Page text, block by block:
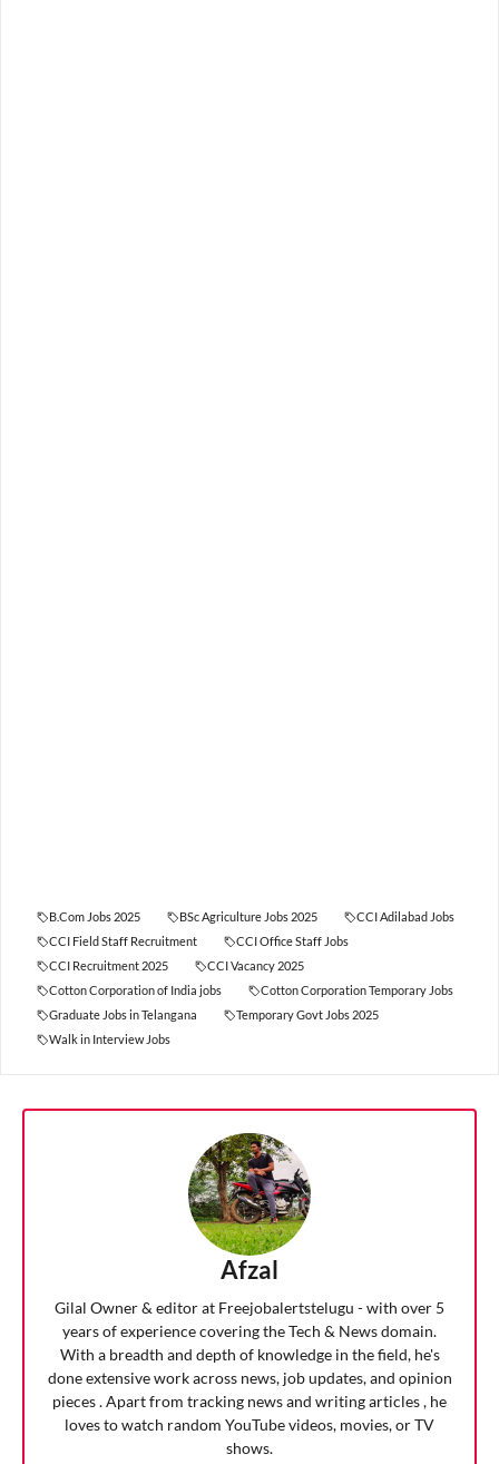
B.Com Jobs 2025 BSc Agriculture Jobs 2025
CCI Adilabad Jobs
CCI Field Staff Recruitment
CCI Office Staff Jobs
CCI Recruitment 2025
CCI Vacancy 2025
Cotton Corporation of India jobs
Cotton Corporation Temporary Jobs
Graduate Jobs in Telangana
Temporary Govt Jobs 2025
Walk in Interview Jobs
Afzal
Gilal Owner & editor at Freejobalertstelugu - with over 5
years of experience covering the Tech & News domain.
With a breadth and depth of knowledge in the field, he's
done extensive work across news, job updates, and opinion
pieces . Apart from tracking news and writing articles , he
loves to watch random YouTube videos, movies, or TV
shows.